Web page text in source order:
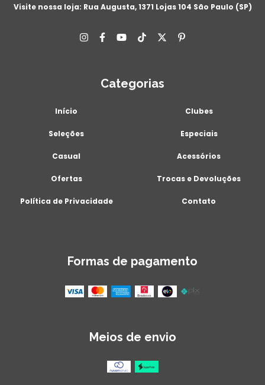
Visite nossa loja: Rua Augusta, 1371 Lojas 104 São Paulo (SP)
Categorias
Início Clubes
Seleções Especiais
Casual Acessórios
Ofertas Trocas e Devoluções
Política de Privacidade Contato
Formas de pagamento
Meios de envio